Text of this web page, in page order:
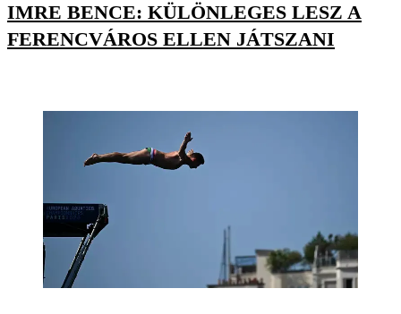
IMRE BENCE: KÜLÖNLEGES LESZ A
FERENCVÁROS ELLEN JÁTSZANI